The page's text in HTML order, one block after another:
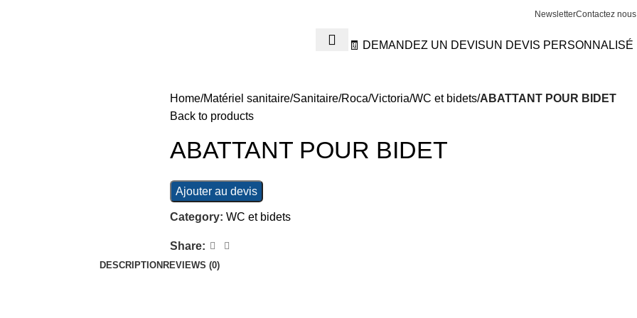
NewsletterContactez nous
🧾 DEMANDEZ UN DEVISUN DEVIS PERSONNALISÉ
Home Matériel sanitaire Sanitaire Roca Victoria WC et bidets ABATTANT POUR BIDET
Back to products
ABATTANT POUR BIDET
Ajouter au devis
Category: WC et bidets
Share:
DESCRIPTION REVIEWS (0)